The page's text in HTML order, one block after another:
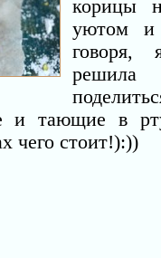
корицы
уютом и
говоря,
и тающие в
чего стоит!):))